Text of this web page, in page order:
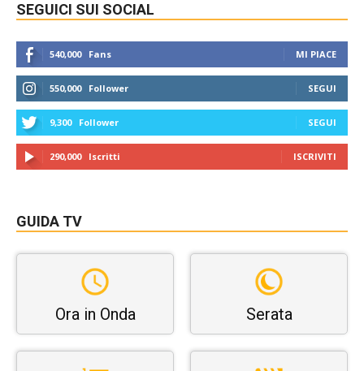
SEGUICI SUI SOCIAL
540,000 Fans MI PIACE
550,000 Follower SEGUI
9,300 Follower SEGUI
290,000 Iscritti ISCRIVITI
GUIDA TV
Ora in Onda Serata